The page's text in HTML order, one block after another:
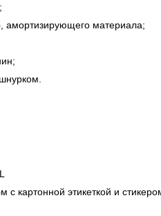
амортизирующего материала;
с картонной этикеткой и